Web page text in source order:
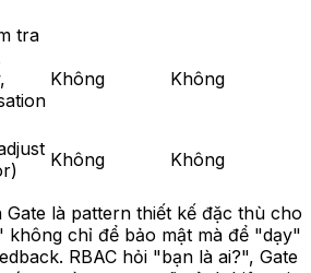
tra
Không Không
Không Không
Gate là pattern thiết kế đặc thù cho
chỉ để bảo mật mà để "dạy"
RBAC hỏi "bạn là ai?", Gate